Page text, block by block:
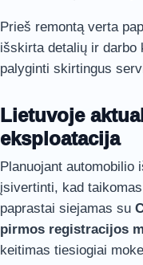
Prieš remontą verta
išskirta detalių ir darbo
palyginti skirtingus
Lietuvoje
eksploatacija
Planuojant automobilio
įsivertinti, kad taikomas
paprastai siejamas su
pirmos registracijos
keitimas tiesiogiai